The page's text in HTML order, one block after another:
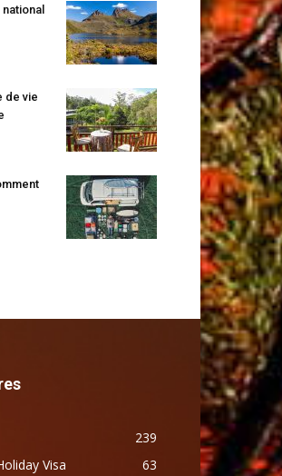
de vie
239
Visa
63